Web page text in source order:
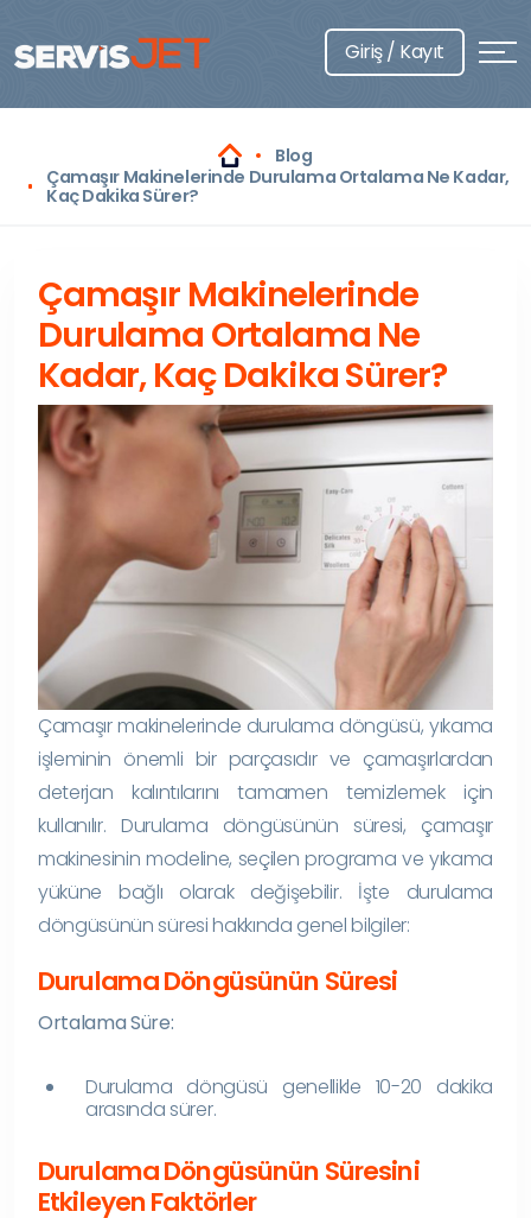
Giriş / Kayıt
Blog
Çamaşır Makinelerinde Durulama Ortalama Ne Kadar,
Kaç Dakika Sürer?
Çamaşır Makinelerinde
Durulama Ortalama Ne
Kadar, Kaç Dakika Sürer?
Çamaşır makinelerinde durulama döngüsü, yıkama
işleminin önemli bir parçasıdır ve çamaşırlardan
deterjan kalıntılarını tamamen temizlemek için
kullanılır. Durulama döngüsünün süresi, çamaşır
makinesinin modeline, seçilen programa ve yıkama
yüküne bağlı olarak değişebilir. İşte durulama
döngüsünün süresi hakkında genel bilgiler:
Durulama Döngüsünün Süresi
Ortalama Süre:
Durulama döngüsü genellikle 10-20 dakika
arasında sürer.
Durulama Döngüsünün Süresini
Etkileyen Faktörler